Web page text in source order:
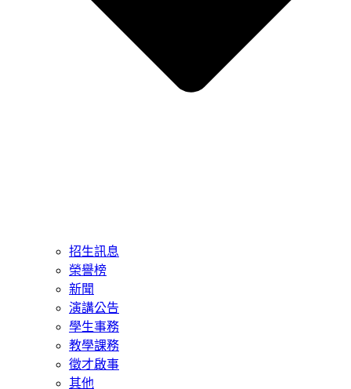
招生訊息
榮譽榜
新聞
演講公告
學生事務
教學課務
徵才啟事
其他